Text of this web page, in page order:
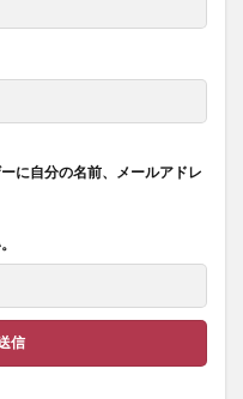
に自分の名前、メールアドレ